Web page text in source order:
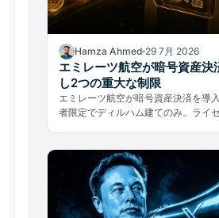
Hamza Ahmed 29 7月 2026
エミレーツ航空が暗号資産決
し2つの重大な制限
エミレーツ航空が暗号資産決済を導
者限定でディルハム建てのみ。ライ